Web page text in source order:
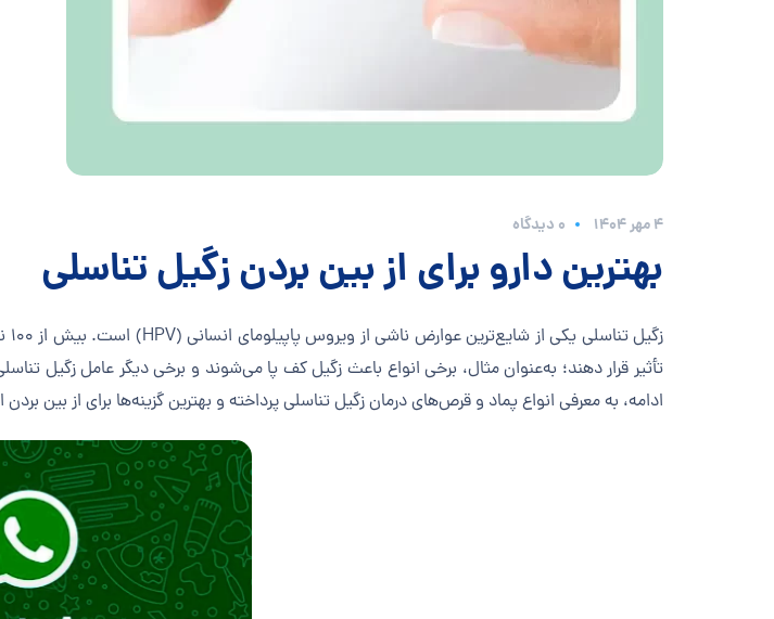
۴ مهر ۱۴۰۴ 0 دیدگاه
بهترین دارو برای از بین بردن زگیل تناسلی
تأثیر قرار دهند؛ به‌عنوان مثال، برخی انواع باعث زگیل کف پا می‌شوند و برخی دیگر عامل زگیل
ادامه، به معرفی انواع پماد و قرص‌های درمان زگیل تناسلی پرداخته و بهترین گزینه‌ها برای از بین